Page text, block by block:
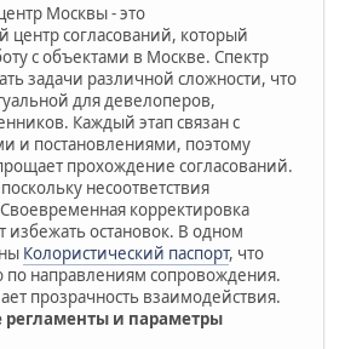
Москвы - это
центр согласований, который
с объектами в Москве. Спектр
задачи различной сложности, что
для девелоперов,
Каждый этап связан с
и постановлениями, поэтому
прохождение согласований.
несоответствия
корректировка
избежать остановок. В одном
Колористический паспорт, что
направлениям сопровождения.
прозрачность взаимодействия.
регламенты и параметры